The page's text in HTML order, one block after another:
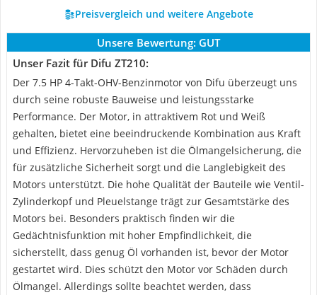
Preisvergleich und weitere Angebote
Unsere Bewertung: GUT
Unser Fazit für Difu ZT210:
Der 7.5 HP 4-Takt-OHV-Benzinmotor von Difu überzeugt uns
durch seine robuste Bauweise und leistungsstarke
Performance. Der Motor, in attraktivem Rot und Weiß
gehalten, bietet eine beeindruckende Kombination aus Kraft
und Effizienz. Hervorzuheben ist die Ölmangelsicherung, die
für zusätzliche Sicherheit sorgt und die Langlebigkeit des
Motors unterstützt. Die hohe Qualität der Bauteile wie Ventil-
Zylinderkopf und Pleuelstange trägt zur Gesamtstärke des
Motors bei. Besonders praktisch finden wir die
Gedächtnisfunktion mit hoher Empfindlichkeit, die
sicherstellt, dass genug Öl vorhanden ist, bevor der Motor
gestartet wird. Dies schützt den Motor vor Schäden durch
Ölmangel. Allerdings sollte beachtet werden, dass